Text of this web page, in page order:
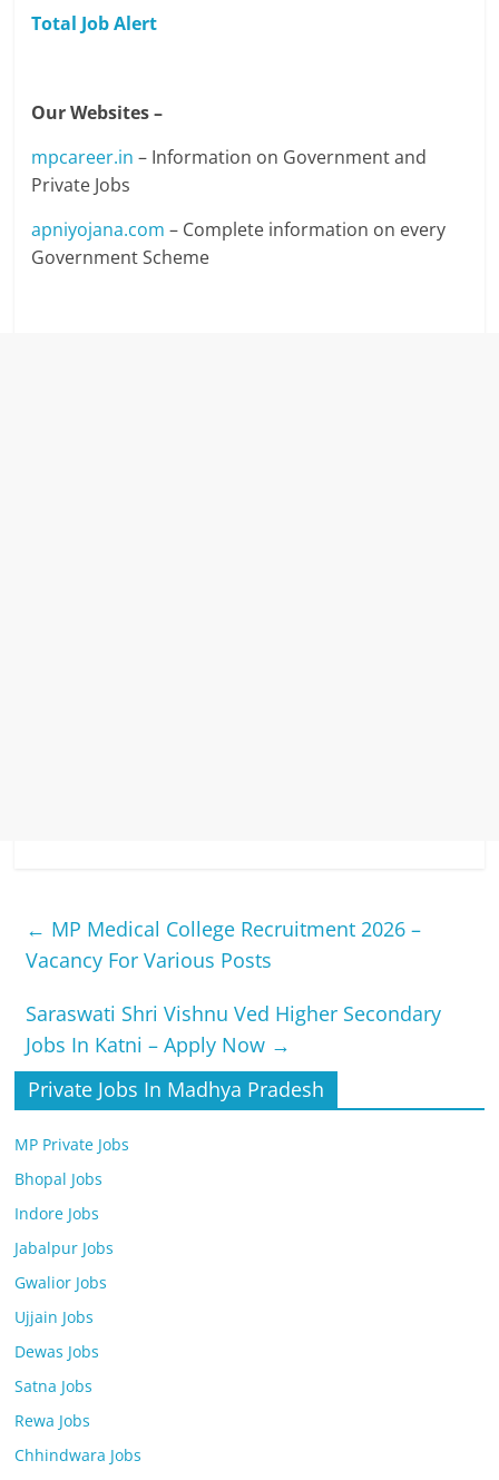
Total Job Alert
Our Websites –
mpcareer.in – Information on Government and
Private Jobs
apniyojana.com – Complete information on every
Government Scheme
← MP Medical College Recruitment 2026 –
Vacancy For Various Posts
Saraswati Shri Vishnu Ved Higher Secondary
Jobs In Katni – Apply Now →
Private Jobs In Madhya Pradesh
MP Private Jobs
Bhopal Jobs
Indore Jobs
Jabalpur Jobs
Gwalior Jobs
Ujjain Jobs
Dewas Jobs
Satna Jobs
Rewa Jobs
Chhindwara Jobs